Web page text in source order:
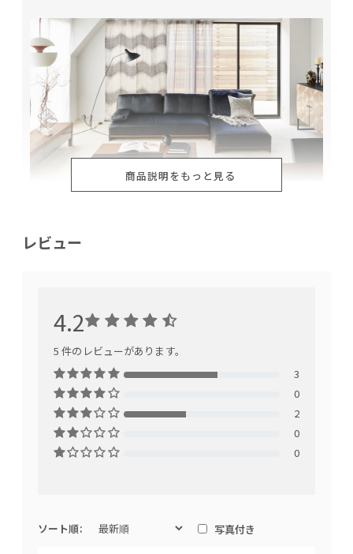
商品説明をもっと見る
レビュー
4.2
5 件のレビューがあります。
3
0
2
0
0
ソート順: 写真付き